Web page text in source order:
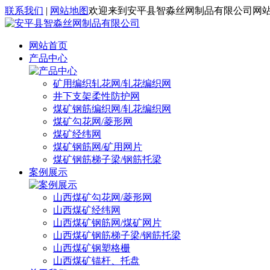
联系我们 | 网站地图欢迎来到安平县智淼丝网制品有限公司网
网站首页
产品中心
矿用编织轧花网/轧花编织网
井下支架柔性防护网
煤矿钢筋编织网/轧花编织网
煤矿勾花网/菱形网
煤矿经纬网
煤矿钢筋网/矿用网片
煤矿钢筋梯子梁/钢筋托梁
案例展示
山西煤矿勾花网/菱形网
山西煤矿经纬网
山西煤矿钢筋网/煤矿网片
山西煤矿钢筋梯子梁/钢筋托梁
山西煤矿钢塑格栅
山西煤矿锚杆、托盘